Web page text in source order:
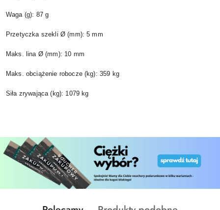
Waga (g): 87 g
Przetyczka szekli Ø (mm): 5 mm
Maks. lina Ø (mm): 10 mm
Maks. obciążenie robocze (kg): 359 kg
Siła zrywająca (kg): 1079 kg